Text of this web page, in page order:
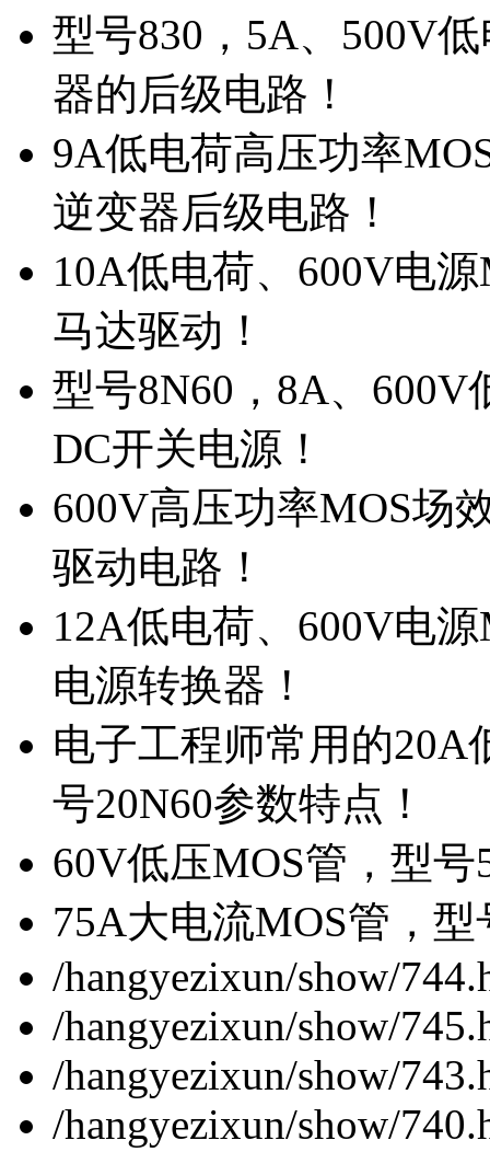
型号830，5A、500V
器的后级电路！
9A低电荷高压功率
逆变器后级电路！
10A低电荷、600V电
马达驱动！
型号8N60，8A、
DC开关电源！
600V高压功率MOS场
驱动电路！
12A低电荷、600V电
电源转换器！
电子工程师常用的20A
号20N60参数特点！
60V低压MOS管，型
75A大电流MOS管，
/hangyezixun/show/
/hangyezixun/show/
/hangyezixun/show/
/hangyezixun/show/